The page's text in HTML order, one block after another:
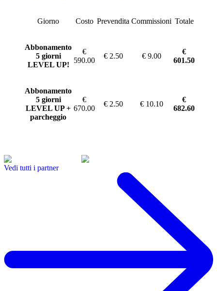
Giorno Costo Prevendita Commissioni Totale
Abbonamento
5 giorni
LEVEL UP!
€
590.00
€ 2.50 € 9.00
€
601.50
Abbonamento
5 giorni
LEVEL UP +
parcheggio
€
670.00
€ 2.50 € 10.10
€
682.60
Vedi tutti i partner